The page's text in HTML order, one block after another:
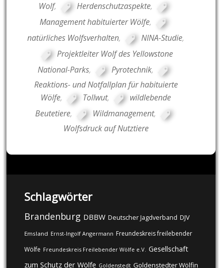
Wolf, Herdenschutzaspekte,
Management habituierter Wölfe,
natürliches Wolfsverhalten, NINA-Studie,
Projektleiter Wolf des Yellowstone
National-Parks, Pyrotechnik,
Reaktions- und Notfallplan für habituierte
Wölfe, Tollwut,
wildlebende
Beutetiere, Wildmanagement,
Wolfsdruck auf Nutztiere
Schlagwörter
Brandenburg DBBW Deutscher Jagdverband DJV
Emsland Ernst-Ingolf Angermann Freundeskreis freilebender
Wölfe Freundeskreis Freilebender Wölfe e.V. Gesellschaft
zum Schutz der Wölfe Goldenstedt Goldenstedter Wölfin